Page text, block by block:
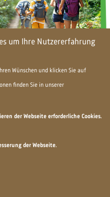
2022
um Ihre Nutzererfahrung
Wünschen und klicken Sie auf
finden Sie in unserer
der Webseite erforderliche Cookies.
der Webseite.